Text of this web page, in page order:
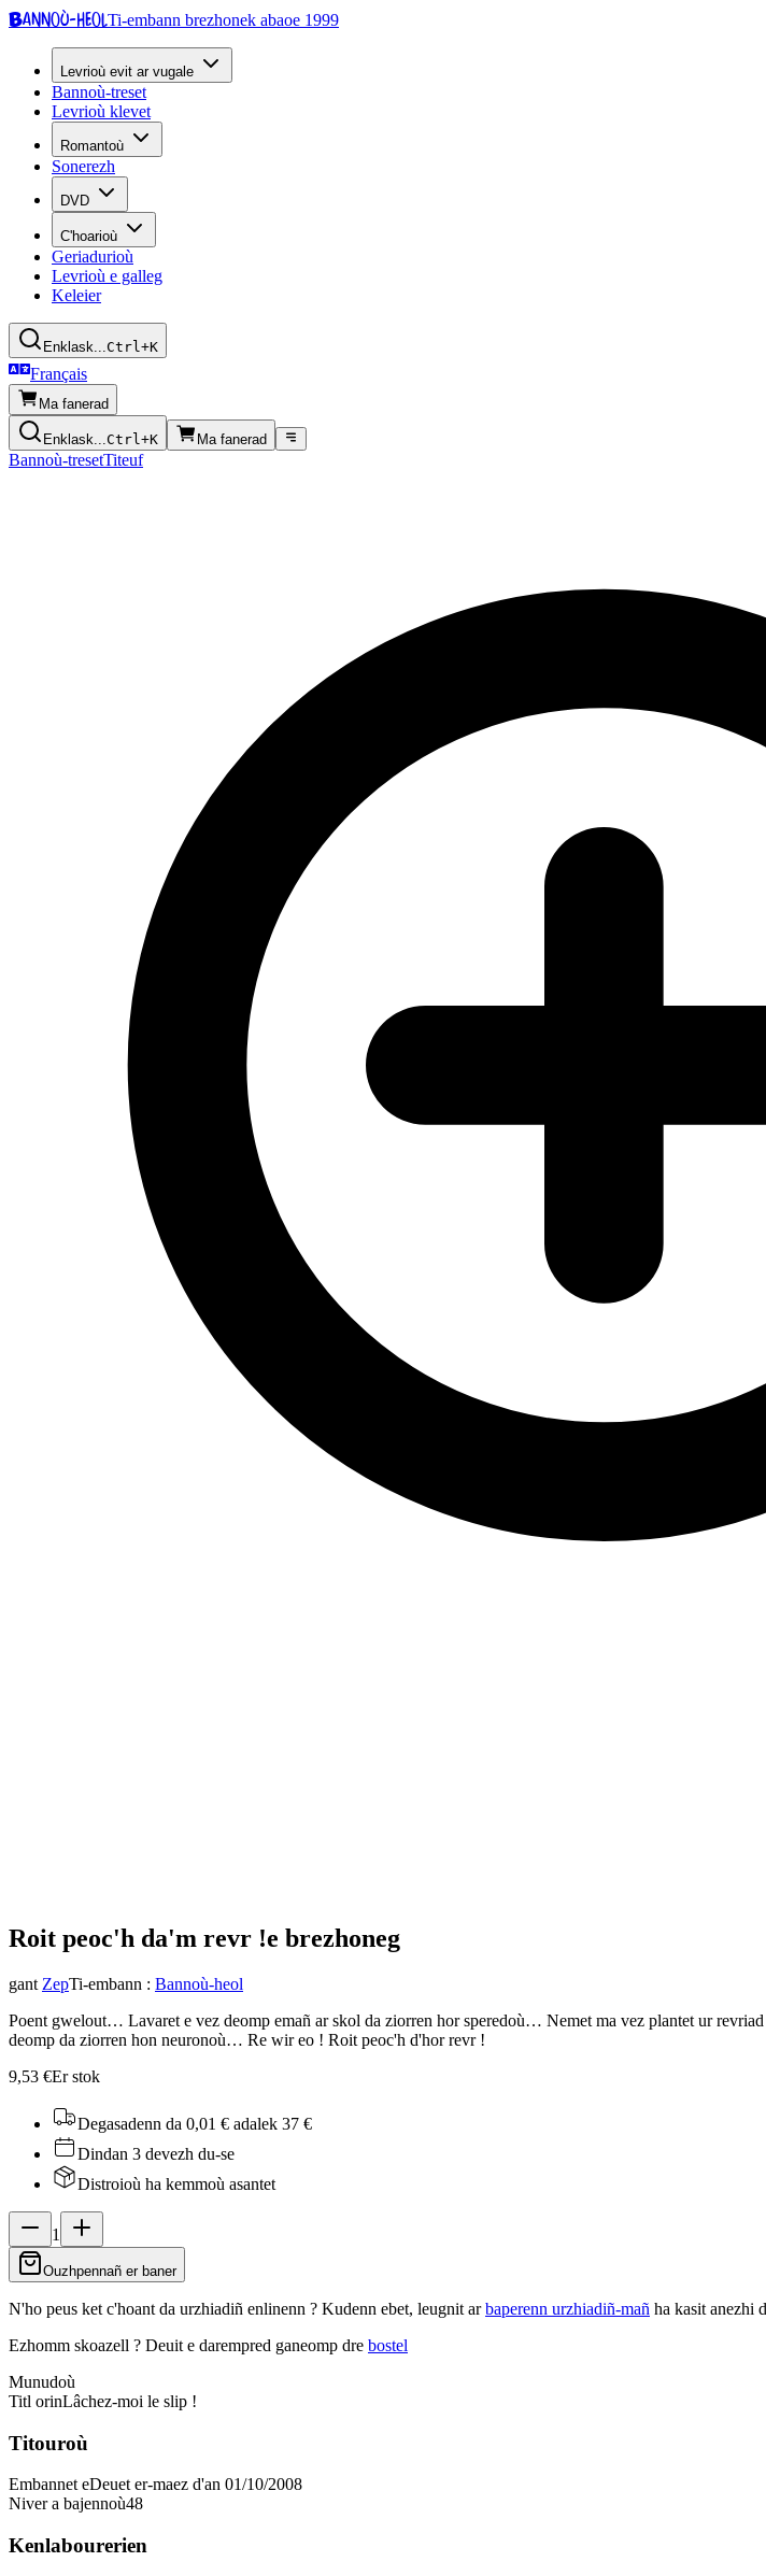
Bannoù-heolTi-embann brezhonek abaoe 1999
Levrioù evit ar vugale
Bannoù-treset
Levrioù klevet
Romantoù
Sonerezh
DVD
C'hoarioù
Geriadurioù
Levrioù e galleg
Keleier
Enklask...Ctrl+K
Français
Ma fanerad
Enklask...Ctrl+K Ma fanerad
Bannoù-tresetTiteuf
Roit peoc'h da'm revr !e brezhoneg
gant ZepTi-embann : Bannoù-heol
Poent gwelout… Lavaret e vez deomp emañ ar skol da ziorren hor speredoù… Nemet ma vez plantet ur
deomp da ziorren hon neuronoù… Re wir eo ! Roit peoc'h d'hor revr !
9,53 €Er stok
Degasadenn da 0,01 € adalek 37 €
Dindan 3 devezh du-se
Distroioù ha kemmoù asantet
1
Ouzhpennañ er baner
N'ho peus ket c'hoant da urzhiadiñ enlinenn ? Kudenn ebet, leugnit arbaperenn urzhiadiñ-mañ ha kasit anezhi
Ezhomm skoazell ? Deuit e darempred ganeomp dre bostel
Munudoù
Titl orinLâchez-moi le slip !
Titouroù
Embannet eDeuet er-maez d'an 01/10/2008
Niver a bajennoù48
Kenlabourerien